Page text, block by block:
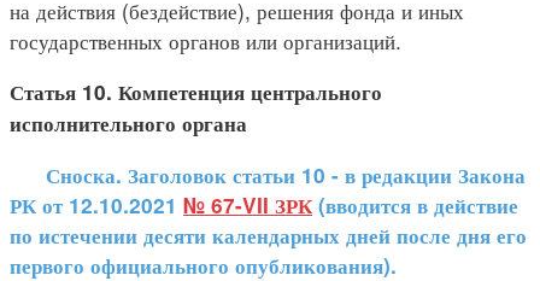
на действия (бездействие), решения фонда и иных
государственных органов или организаций.
Статья 10. Компетенция центрального
исполнительного органа
Сноска. Заголовок статьи 10 - в редакции Закона
РК от 12.10.2021 № 67-VII ЗРК (вводится в действие
по истечении десяти календарных дней после дня его
первого официального опубликования).